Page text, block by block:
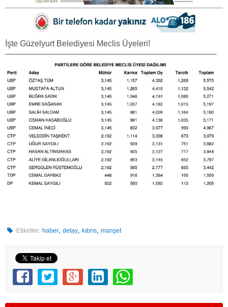
İşte Güzelyurt Belediyesi Meclis Üyeleri!
Etiketler: haber,detay,kıbrıs,manşet